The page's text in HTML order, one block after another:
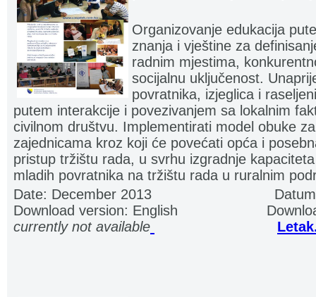
Organizovanje edukacija
znanja i vještine za
radnim mjestima,
socijalnu uključenost.
povratnika, izjeglica i
putem interakcije i povezivanjem sa lokalnim
civilnom društvu. Implementirati model obuke
zajednicama kroz koji će povećati opća i
pristup tržištu rada, u svrhu izgradnje
mladih povratnika na tržištu rada u ruralnim
Date: December 2013
Download version: English
currently not available
Letak